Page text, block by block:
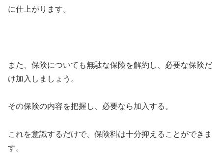
に仕上がります。
また、保険についても無駄な保険を解約し、必要な保険だ
け加入しましょう。
その保険の内容を把握し、必要なら加入する。
これを意識するだけで、保険料は十分抑えることができま
す。